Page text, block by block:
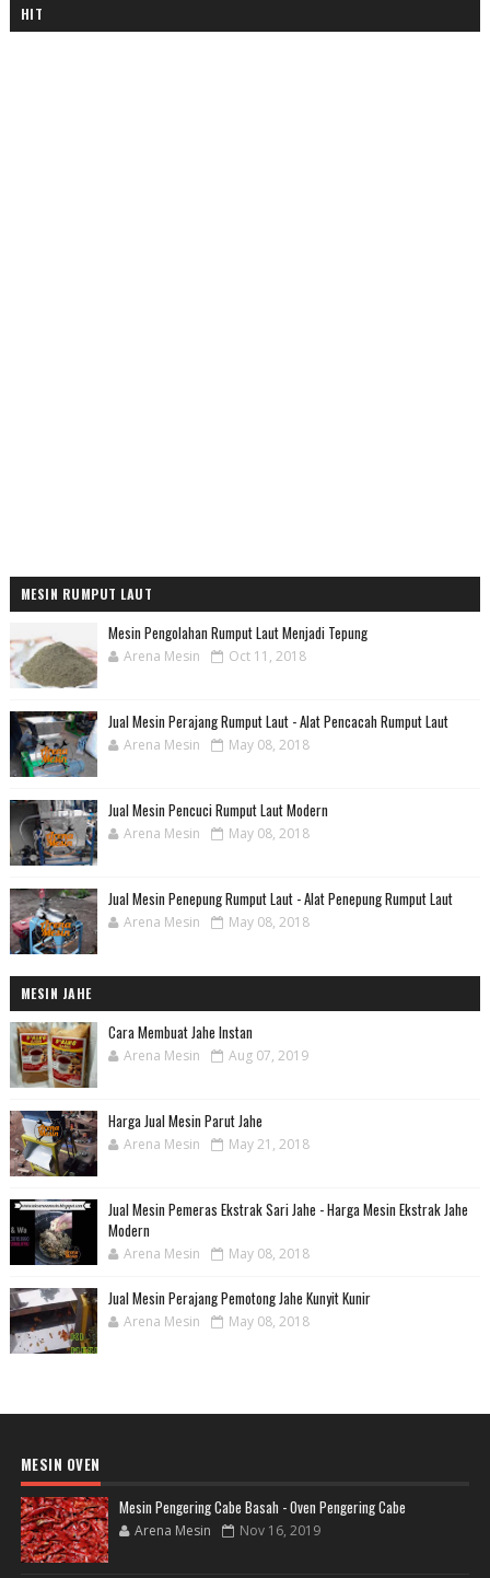
HIT
MESIN RUMPUT LAUT
Mesin Pengolahan Rumput Laut Menjadi Tepung
Arena Mesin Oct 11, 2018
Jual Mesin Perajang Rumput Laut - Alat Pencacah Rumput Laut
Arena Mesin May 08, 2018
Jual Mesin Pencuci Rumput Laut Modern
Arena Mesin May 08, 2018
Jual Mesin Penepung Rumput Laut - Alat Penepung Rumput Laut
Arena Mesin May 08, 2018
MESIN JAHE
Cara Membuat Jahe Instan
Arena Mesin Aug 07, 2019
Harga Jual Mesin Parut Jahe
Arena Mesin May 21, 2018
Jual Mesin Pemeras Ekstrak Sari Jahe - Harga Mesin Ekstrak Jahe
Modern
Arena Mesin May 08, 2018
Jual Mesin Perajang Pemotong Jahe Kunyit Kunir
Arena Mesin May 08, 2018
MESIN OVEN
Mesin Pengering Cabe Basah - Oven Pengering Cabe
Arena Mesin Nov 16, 2019